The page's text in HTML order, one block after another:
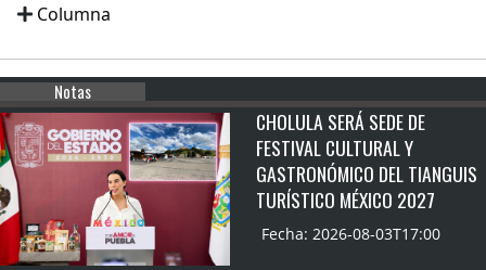
Columna
Notas
CHOLULA SERÁ SEDE DE
FESTIVAL CULTURAL Y
GASTRONÓMICO DEL TIANGUIS
TURÍSTICO MÉXICO 2027
Fecha: 2026-08-03T17:00